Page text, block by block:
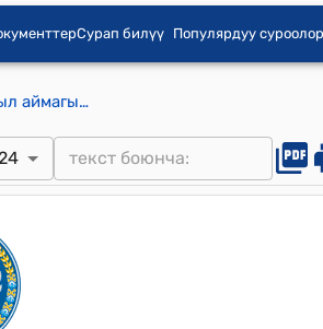
Сурап билүү Популярдуу суроолор
Курама айылдык кеңештин 2024-жылдын 20-декабры № 3 "Курама айыл аймагында үй-бүлөлүк салтанаттарды жана маркумду эскерүү ырым-жырымдарын өткөрүүнүн тартиби жөнүндө жобону бекитүү" токтому